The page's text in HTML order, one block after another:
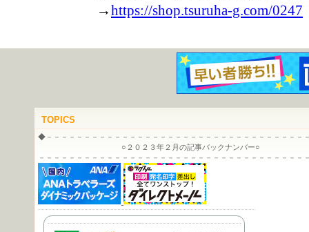
TOPICS
◆－－－－－－－－－－－－－－－－－－－－－－－－－－－－－－－－－－
○２０２３年２月の記事バックナンバー○
－－－－－－－－－－－－－－－－－－－－－－－－－－－－－－－－－－－